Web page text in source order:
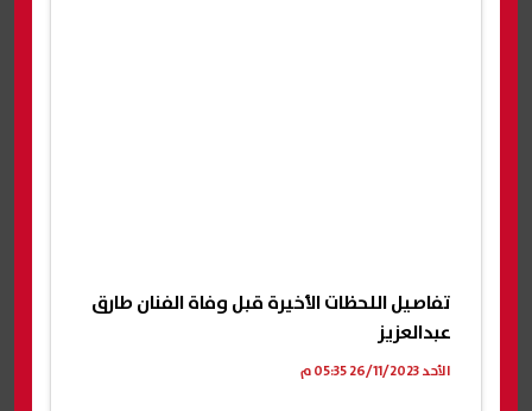
تفاصيل اللحظات الأخيرة قبل وفاة الفنان طارق
عبدالعزيز
الأحد 26/11/2023 05:35 م